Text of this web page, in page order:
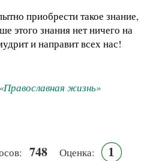
приобрести такое знание,
этого знания нет ничего на
и направит всех нас!
жизнь»
748 Оценка: 1